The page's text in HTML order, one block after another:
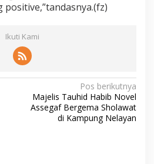
positive,”tandasnya.(fz)
Ikuti Kami
Pos berikutnya
Majelis Tauhid Habib Novel
Assegaf Bergema Sholawat
di Kampung Nelayan